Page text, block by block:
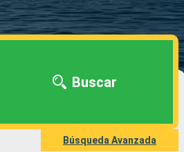
Buscar
Búsqueda Avanzada